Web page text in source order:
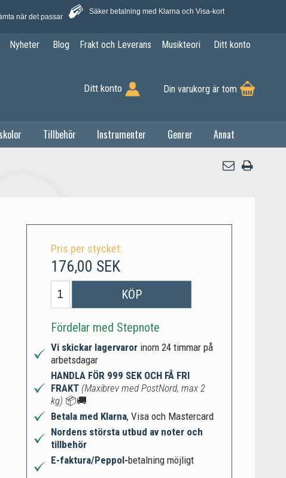
när det passar
Säker betalning med Klarna och Visa-kort
Nyheter Blog Frakt och Leverans Musikteori Ditt konto
Ditt konto Din varukorg är tom
Tillbehör Instrumenter Genrer Annat
Pris per stycket:
176,00 SEK
KÖP
Fördelar med Stepnote
Vi skickar lagervaror inom 24 timmar på
arbetsdagar
HANDLA FÖR 999 SEK OCH FÅ FRI
FRAKT (Maxibrev med PostNord, max 2
kg) 📦🚚
Betala med Klarna, Visa och Mastercard
Nordens största utbud av noter och
tillbehör
E-faktura/Peppol-betalning möjligt